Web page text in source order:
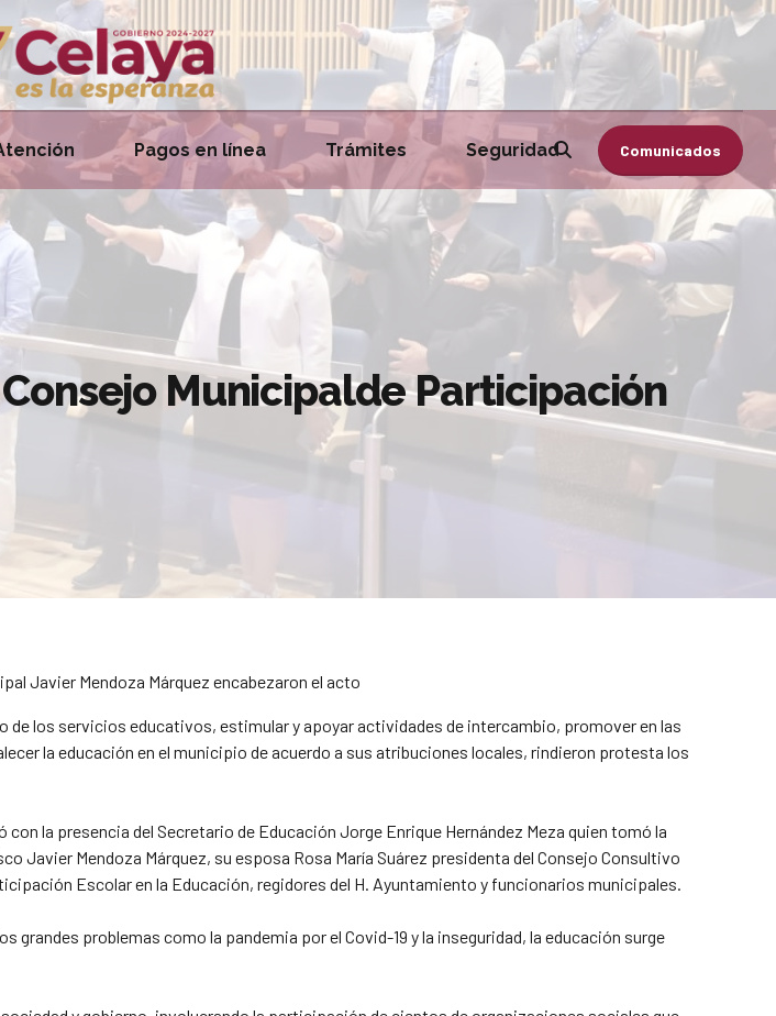
Comunicados
Pagos en línea Trámites Seguridad
Municipalde Participación
Javier Mendoza Márquez encabezaron el acto
de los servicios educativos, estimular y apoyar actividades de intercambio, promover en las
la educación en el municipio de acuerdo a sus atribuciones locales, rindieron protesta los
la presencia del Secretario de Educación Jorge Enrique Hernández Meza quien tomó la
Mendoza Márquez, su esposa Rosa María Suárez presidenta del Consejo Consultivo
Escolar en la Educación, regidores del H. Ayuntamiento y funcionarios municipales.
problemas como la pandemia por el Covid-19 y la inseguridad, la educación surge